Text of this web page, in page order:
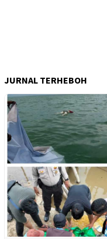
JURNAL TERHEBOH